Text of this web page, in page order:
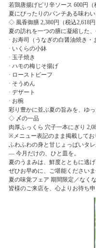
若鶏唐揚げピリ辛ソース 600円（
夏にぴったりのパンチある味わ
◇ 風香御膳 2,380円（税込2,618円
夏の訪れを一つの膳に凝縮した、
· お寿司（うなぎの白醤油焼き
· いくらの小鉢
· 玉子焼き
· ハモの梅じそ揚げ
· ローストビーフ
· そうめん
· デザート
· お椀
彩り豊かに並ぶ夏の旨みを、ゆ
◇ 〆の一品
肉厚ふっくら 穴子一本にぎり
※メニュー表記のまま掲載してお
ふわふわの身と甘じょっぱいタ
― 今月だけの、ひと皿を。
夏のうまみは、鮮度とともに逃げ
ぜひお早めに、ご堪能くださいま
夏の味覚フェア 期間限定／なく
皆様のご来店を、心よりお待ち申